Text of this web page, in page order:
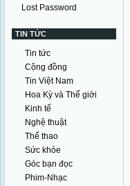
Lost Password
TIN TỨC
Tin tức
Cộng đồng
Tin Việt Nam
Hoa Kỳ và Thế giới
Kinh tế
Nghệ thuật
Thể thao
Sức khỏe
Góc bạn đọc
Phim-Nhạc